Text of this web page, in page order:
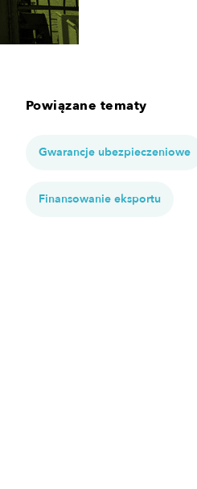
Powiązane tematy
Gwarancje ubezpieczeniowe
Finansowanie eksportu